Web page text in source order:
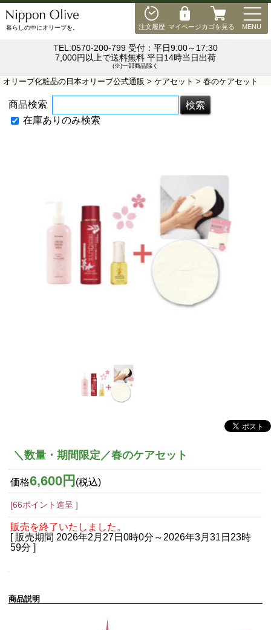
注文履歴 マイページカゴを見る MENU
暮らしの中にオリーブを。
TEL:0570-200-799 受付：平日9:00～17:30
7,000円以上で送料無料 平日14時当日出荷
(※)一部商品除く
オリーブ化粧品の日本オリーブ公式通販 > ケアセット > 春のケアセット
商品検索
在庫ありのみ検索
＼数量・期間限定／春のケアセット
価格6,600円 (税込)
[66ポイント進呈 ]
販売を終了いたしました。
[ 販売期間 2026年2月27日0時0分 ～ 2026年3月31日23時
59分 ]
商品説明